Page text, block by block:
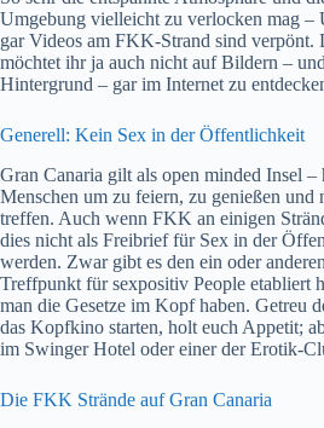
Umgebung vielleicht zu verlocken mag –
gar Videos am FKK-Strand sind verpönt.
möchtet ihr ja auch nicht auf Bildern –
Hintergrund – gar im Internet zu
Generell: Kein Sex in der Öffentlichkeit
Gran Canaria gilt als open minded Insel –
Menschen um zu feiern, zu genießen und
treffen. Auch wenn FKK an einigen
dies nicht als Freibrief für Sex in der
werden. Zwar gibt es den ein oder
Treffpunkt für sexpositiv People etabliert
man die Gesetze im Kopf haben. Getreu
das Kopfkino starten, holt euch Appetit;
im Swinger Hotel oder einer der Erotik-
Die FKK Strände auf Gran Canaria